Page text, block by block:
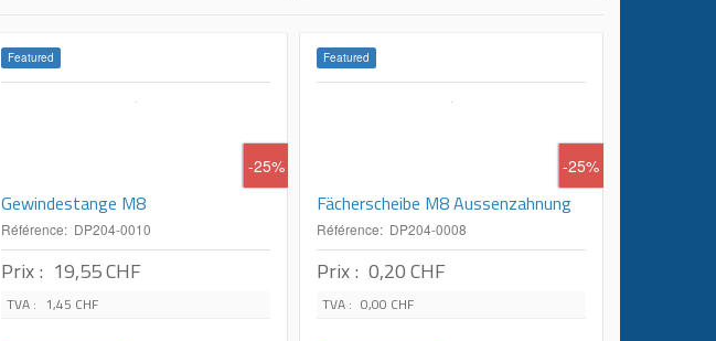
Featured
-25%
Gewindestange M8
Référence: DP204-0010
Prix : 19,55 CHF
TVA : 1,45 CHF
Featured
-25%
Fächerscheibe M8 Aussenzahnung
Référence: DP204-0008
Prix : 0,20 CHF
TVA : 0,00 CHF